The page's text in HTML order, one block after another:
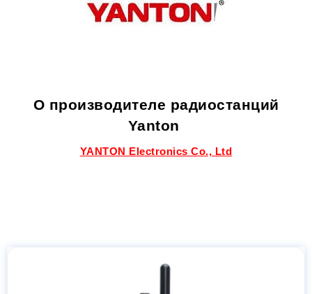
О производителе радиостанций
Yanton
YANTON Electronics Co., Ltd